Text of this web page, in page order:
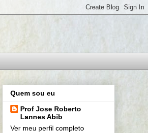
Quem sou eu
Prof Jose Roberto
Lannes Abib
Ver meu perfil completo